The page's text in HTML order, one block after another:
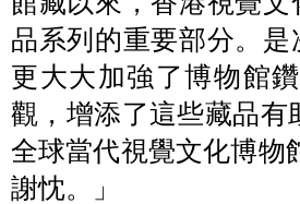
品系列的重要部分。
更大大加強了博物館
觀，增添了這些藏品
全球當代視覺文化博物
謝忱。」